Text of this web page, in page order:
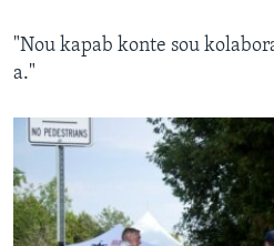
"Nou kapab konte sou
a."